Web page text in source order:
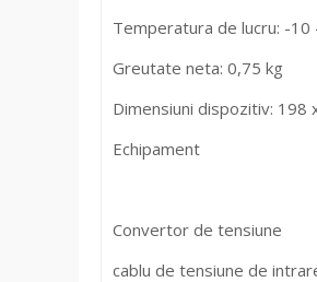
Temperatura de lucru: -10
Greutate neta: 0,75 kg
Dimensiuni dispozitiv: 198
Echipament
Convertor de tensiune
cablu de tensiune de